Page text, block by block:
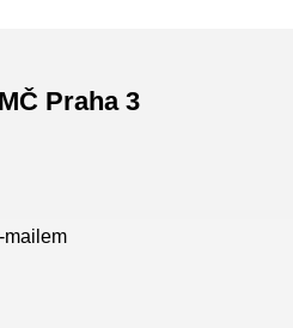
Praha 3
mailem